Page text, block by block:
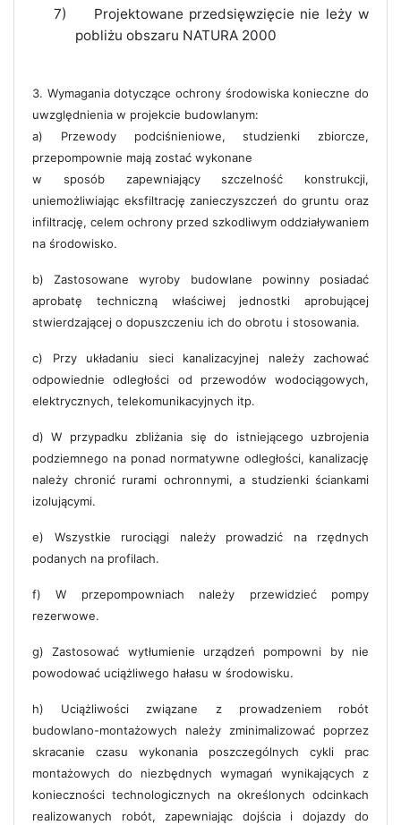
7)
Projektowane przedsięwzięcie nie leży w
pobliżu obszaru NATURA 2000
3. Wymagania dotyczące ochrony środowiska konieczne do
uwzględnienia w projekcie budowlanym:
a) Przewody podciśnieniowe, studzienki zbiorcze,
przepompownie mają zostać wykonane
w sposób zapewniający szczelność konstrukcji,
uniemożliwiając eksfiltrację zanieczyszczeń do gruntu oraz
infiltrację, celem ochrony przed szkodliwym oddziaływaniem
na środowisko.
b) Zastosowane wyroby budowlane powinny posiadać
aprobatę techniczną właściwej jednostki aprobującej
stwierdzającej o dopuszczeniu ich do obrotu i stosowania.
c) Przy układaniu sieci kanalizacyjnej należy zachować
odpowiednie odległości od przewodów wodociągowych,
elektrycznych, telekomunikacyjnych itp.
d) W przypadku zbliżania się do istniejącego uzbrojenia
podziemnego na ponad normatywne odległości, kanalizację
należy chronić rurami ochronnymi, a studzienki ściankami
izolującymi.
e) Wszystkie rurociągi należy prowadzić na rzędnych
podanych na profilach.
f) W przepompowniach należy przewidzieć pompy
rezerwowe.
g) Zastosować wytłumienie urządzeń pompowni by nie
powodować uciążliwego hałasu w środowisku.
h) Uciążliwości związane z prowadzeniem robót
budowlano-montażowych należy zminimalizować poprzez
skracanie czasu wykonania poszczególnych cykli prac
montażowych do niezbędnych wymagań wynikających z
konieczności technologicznych na określonych odcinkach
realizowanych robót, zapewniając dojścia i dojazdy do